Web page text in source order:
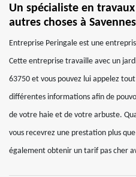
Un spécialiste en
autres choses à Savennes
Entreprise Peringale est une
Cette entreprise travaille avec un
63750 et vous pouvez lui appelez
différentes informations afin de
de votre haie et de votre arbuste.
vous recevrez une prestation plus
également obtenir un tarif pas cher